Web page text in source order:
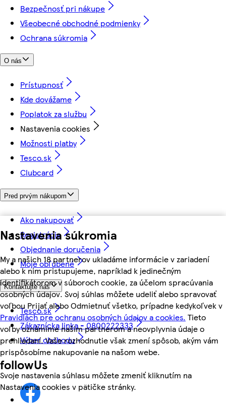
Nastavenia súkromia
My a našich 18 partnerov ukladáme informácie v zariadení
alebo k nim pristupujeme, napríklad k jedinečným
identifikátorom v súboroch cookie, za účelom spracúvania
osobných údajov. Svoj súhlas môžete udeliť alebo spravovať
voľbou Prijať alebo Odmietnuť všetko, prípadne kedykoľvek v
Pravidlách pre ochranu osobných údajov a cookies. Tieto
voľby oznámime našim partnerom a neovplyvnia údaje o
prehliadaní. Vaše rozhodnutie však zmení spôsob, akým vám
prispôsobíme nakupovanie na našom webe.
Svoje nastavenia súhlasu môžete zmeniť kliknutím na
Nastavenia cookies v pätičke stránky.
Bezpečnosť pri nákupe
Všeobecné obchodné podmienky
Ochrana súkromia
O nás
Prístupnosť
Kde dovážame
Poplatok za službu
Nastavenia cookies
Možnosti platby
Tesco.sk
Clubcard
Pred prvým nákupom
Ako nakupovať
Registrácia
Objednanie doručenia
Moje obľúbené
Kontaktujte nás
Tesco.sk
Zákaznícka linka - 0800222333
Výber obchodu
followUs